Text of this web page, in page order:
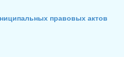
правовых актов